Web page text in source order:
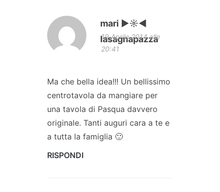
mari ►☼◄
lasagnapazza
19 Aprile 2014 alle
20:41
Ma che bella idea!!! Un bellissimo
centrotavola da mangiare per
una tavola di Pasqua davvero
originale. Tanti auguri cara a te e
a tutta la famiglia 🙂
RISPONDI